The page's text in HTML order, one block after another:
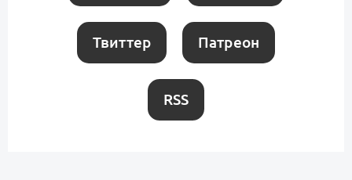
Твиттер Патреон
RSS